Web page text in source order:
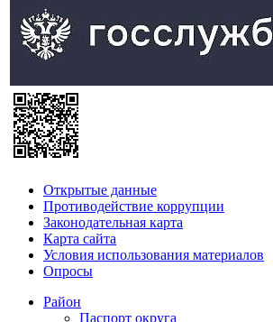
Открытые данные
Противодействие коррупции
Законодательная карта
Карта сайта
Условия использования материалов
Опросы
Район
Паспорт округа